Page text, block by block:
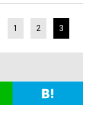
1 2 3